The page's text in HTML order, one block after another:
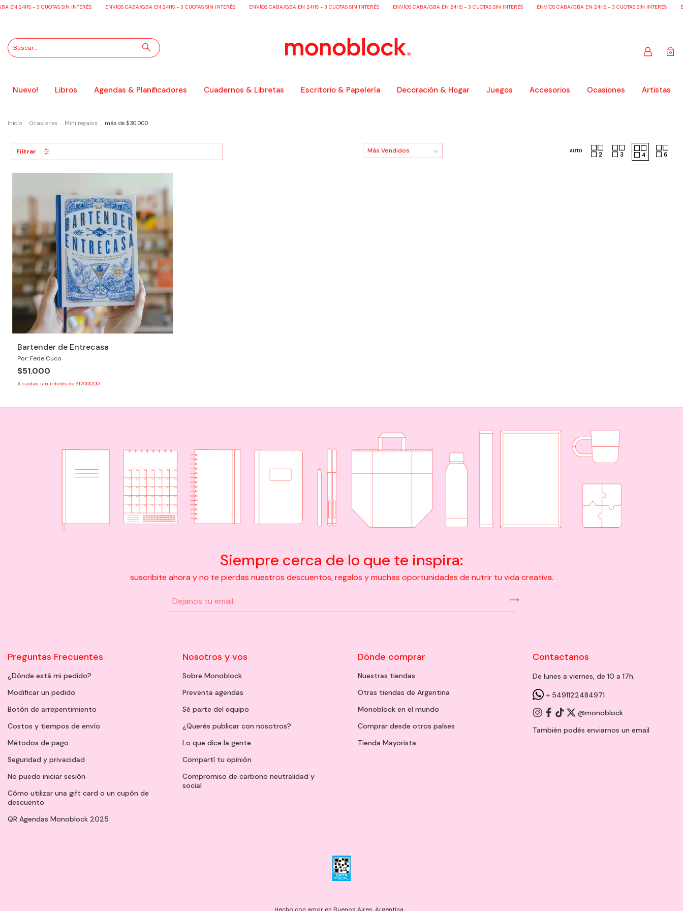
EN 24HS - 3 CUOTAS SIN INTERÉS ENVÍOS CABA/GBA EN 24HS - 3 CUOTAS SIN INTERÉS ENVÍOS CABA/GBA EN 24HS - 3 CUOTAS SIN INTERÉS ENVÍOS CABA/GBA EN 24HS - 3 CUOTAS SIN INTERÉS ENVÍOS CABA/GBA EN 24HS - 3 CUOTAS SIN INTERÉS
0
Nuevo! Libros Agendas & Planificadores Cuadernos & Libretas Escritorio & Papelería Decoración & Hogar Juegos Accesorios Ocasiones Artistas
Inicio . Ocasiones . Mini regalos . más de $30.000
Filtrar
Bartender de Entrecasa
Por: Fede Cuco
$51.000
3 cuotas sin interés de $17.000,00
Siempre cerca de lo que te inspira:
suscribite ahora y no te pierdas nuestros descuentos, regalos y muchas oportunidades de nutrir tu vida creativa.
Preguntas Frecuentes
¿Dónde está mi pedido?
Modificar un pedido
Botón de arrepentimiento
Costos y tiempos de envío
Métodos de pago
Seguridad y privacidad
No puedo iniciar sesión
Cómo utilizar una gift card o un cupón de
descuento
QR Agendas Monoblock 2025
Nosotros y vos
Sobre Monoblock
Preventa agendas
Sé parte del equipo
¿Querés publicar con nosotros?
Lo que dice la gente
Compartí tu opinión
Compromiso de carbono neutralidad y
social
Dónde comprar
Nuestras tiendas
Otras tiendas de Argentina
Monoblock en el mundo
Comprar desde otros países
Tienda Mayorista
Contactanos
De lunes a viernes, de 10 a 17h.
+ 5491122484971
@monoblock
También podés enviarnos un email